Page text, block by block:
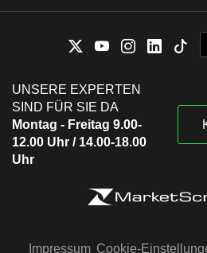
UNSERE EXPERTEN
SIND FÜR SIE DA
Montag - Freitag 9.00-
12.00 Uhr / 14.00-18.00
Uhr
Impressum Cookie-